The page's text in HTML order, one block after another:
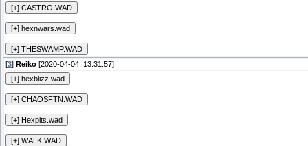
[3] Reiko [2020-04-04, 13:31:57]